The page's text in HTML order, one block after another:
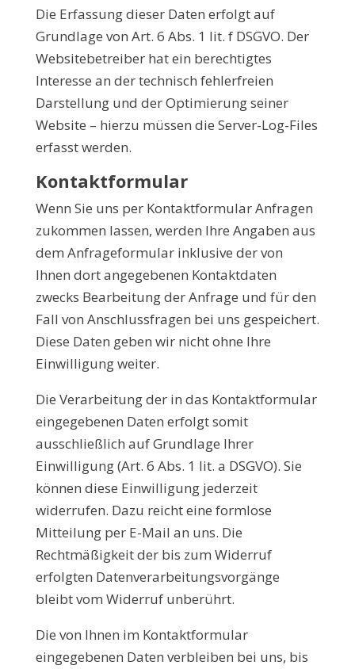
Die Erfassung dieser Daten erfolgt auf
Grundlage von Art. 6 Abs. 1 lit. f DSGVO. Der
Websitebetreiber hat ein berechtigtes
Interesse an der technisch fehlerfreien
Darstellung und der Optimierung seiner
Website – hierzu müssen die Server-Log-Files
erfasst werden.
Kontaktformular
Wenn Sie uns per Kontaktformular Anfragen
zukommen lassen, werden Ihre Angaben aus
dem Anfrageformular inklusive der von
Ihnen dort angegebenen Kontaktdaten
zwecks Bearbeitung der Anfrage und für den
Fall von Anschlussfragen bei uns gespeichert.
Diese Daten geben wir nicht ohne Ihre
Einwilligung weiter.
Die Verarbeitung der in das Kontaktformular
eingegebenen Daten erfolgt somit
ausschließlich auf Grundlage Ihrer
Einwilligung (Art. 6 Abs. 1 lit. a DSGVO). Sie
können diese Einwilligung jederzeit
widerrufen. Dazu reicht eine formlose
Mitteilung per E-Mail an uns. Die
Rechtmäßigkeit der bis zum Widerruf
erfolgten Datenverarbeitungsvorgänge
bleibt vom Widerruf unberührt.
Die von Ihnen im Kontaktformular
eingegebenen Daten verbleiben bei uns, bis